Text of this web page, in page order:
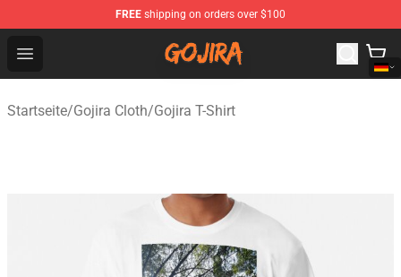
FREE shipping on orders over $100
Open menu
Gojira Shop - Official Gojira Merchandise Store
Startseite/Gojira Cloth/Gojira T-Shirt